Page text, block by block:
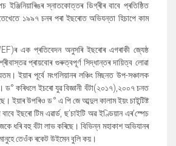
স্নাতকোত্তৰ ডিগ্ৰীৰ বাবে প্ৰতিষ্ঠিত
১৯৯৭ চনৰ পৰা ইছৰোত অভিযন্তা হিচাপে কাম
ৰ এক প্ৰতিবেদন অনুসৰি ইছৰোৰ এগৰাকী জ্যেষ্ঠ
প্ৰায়বোৰ গুৰুত্বপূৰ্ণ সিদ্ধান্তৰ দায়িত্ব লোৱা
ইয়াৰ পূৰ্বে মংগলিয়ানৰ লঞ্চিং মিছনত উপ-সঞ্চালক
ড°কৰিধলে ইচৰো যুৱ বিজ্ঞানী বঁটা(২০১৭),২০০৭ চনত
ইয়াৰ উপৰিও ড° এ পি জে আব্দুল কালাম ইয়ং চাইন্টিষ্ট
ইছৰো টিম এৱাৰ্ড,ছ’চাইটি অৱ ইণ্ডিয়ান এৰ’স্পেচ
ধৰি বহু বঁটা লাভ কৰিছে। বিভিন্ন মহাকাশ অভিযানৰ
তেওঁক ৰকেট উইমেন বুলি কয়।